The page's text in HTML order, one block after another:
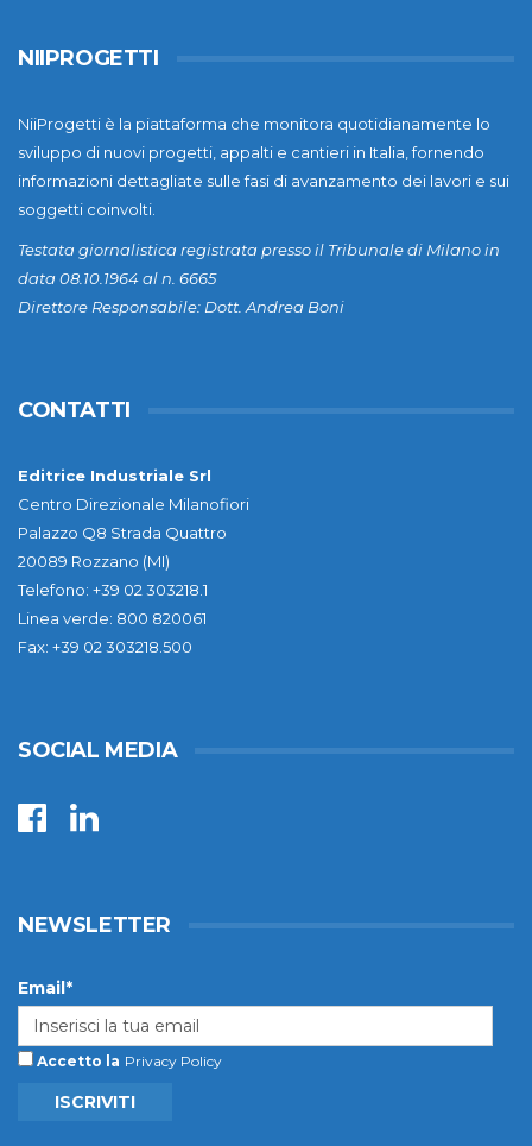
NIIPROGETTI
NiiProgetti è la piattaforma che monitora quotidianamente lo
sviluppo di nuovi progetti, appalti e cantieri in Italia, fornendo
informazioni dettagliate sulle fasi di avanzamento dei lavori e sui
soggetti coinvolti.
Testata giornalistica registrata presso il Tribunale di Milano in
data 08.10.1964 al n. 6665
Direttore Responsabile: Dott. Andrea Boni
CONTATTI
Editrice Industriale Srl
Centro Direzionale Milanofiori
Palazzo Q8 Strada Quattro
20089 Rozzano (MI)
Telefono: +39 02 303218.1
Linea verde: 800 820061
Fax: +39 02 303218.500
SOCIAL MEDIA
NEWSLETTER
Email*
Accetto la Privacy Policy
ISCRIVITI